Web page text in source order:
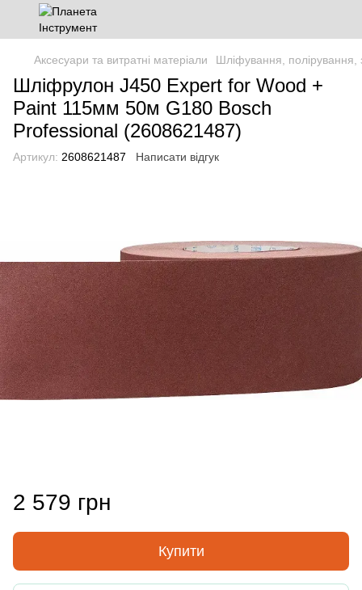
Аксесуари та витратні матеріали Шліфування, полірування,
Шліфрулон J450 Expert for Wood +
Paint 115мм 50м G180 Bosch
Professional (2608621487)
Артикул: 2608621487 Написати відгук
2 579 грн
Купити